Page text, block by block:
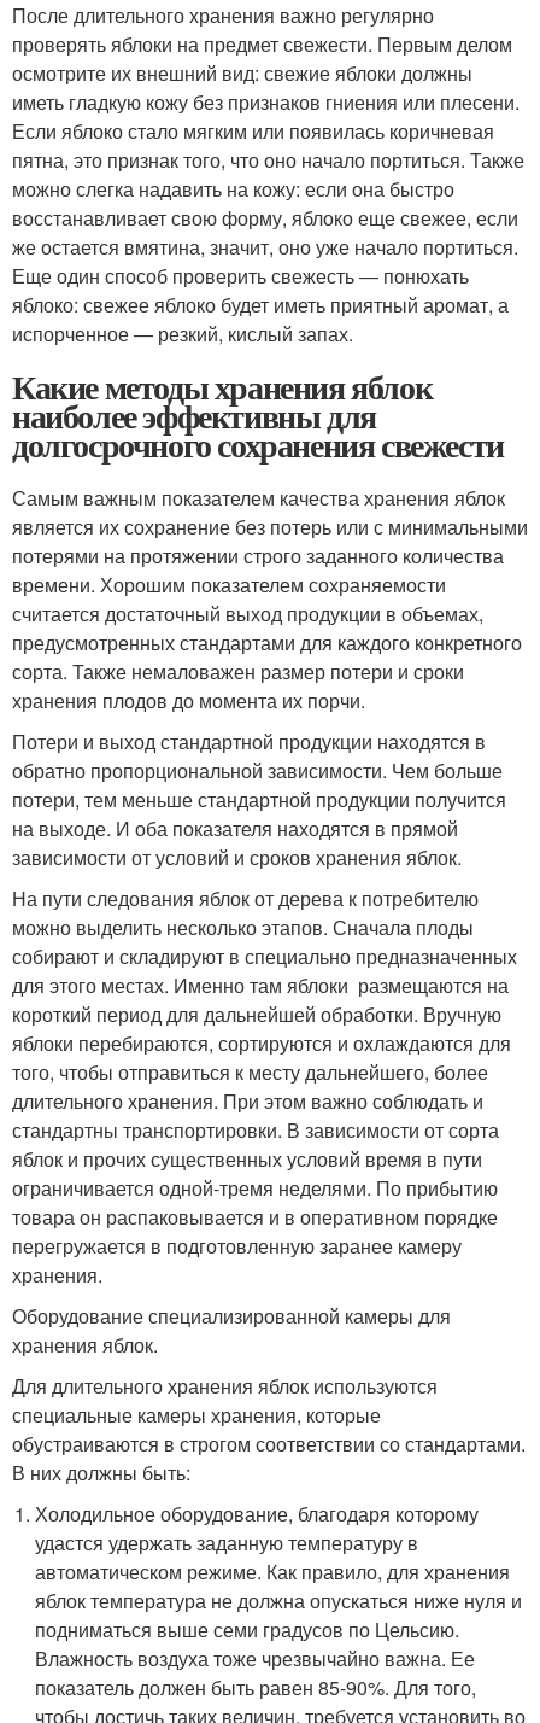
После длительного хранения важно регулярно
проверять яблоки на предмет свежести. Первым делом
осмотрите их внешний вид: свежие яблоки должны
иметь гладкую кожу без признаков гниения или плесени.
Если яблоко стало мягким или появилась коричневая
пятна, это признак того, что оно начало портиться. Также
можно слегка надавить на кожу: если она быстро
восстанавливает свою форму, яблоко еще свежее, если
же остается вмятина, значит, оно уже начало портиться.
Еще один способ проверить свежесть — понюхать
яблоко: свежее яблоко будет иметь приятный аромат, а
испорченное — резкий, кислый запах.
Какие методы хранения яблок
наиболее эффективны для
долгосрочного сохранения свежести
Самым важным показателем качества хранения яблок
является их сохранение без потерь или с минимальными
потерями на протяжении строго заданного количества
времени. Хорошим показателем сохраняемости
считается достаточный выход продукции в объемах,
предусмотренных стандартами для каждого конкретного
сорта. Также немаловажен размер потери и сроки
хранения плодов до момента их порчи.
Потери и выход стандартной продукции находятся в
обратно пропорциональной зависимости. Чем больше
потери, тем меньше стандартной продукции получится
на выходе. И оба показателя находятся в прямой
зависимости от условий и сроков хранения яблок.
На пути следования яблок от дерева к потребителю
можно выделить несколько этапов. Сначала плоды
собирают и складируют в специально предназначенных
для этого местах. Именно там яблоки размещаются на
короткий период для дальнейшей обработки. Вручную
яблоки перебираются, сортируются и охлаждаются для
того, чтобы отправиться к месту дальнейшего, более
длительного хранения. При этом важно соблюдать и
стандартны транспортировки. В зависимости от сорта
яблок и прочих существенных условий время в пути
ограничивается одной-тремя неделями. По прибытию
товара он распаковывается и в оперативном порядке
перегружается в подготовленную заранее камеру
хранения.
Оборудование специализированной камеры для
хранения яблок.
Для длительного хранения яблок используются
специальные камеры хранения, которые
обустраиваются в строгом соответствии со стандартами.
В них должны быть:
Холодильное оборудование, благодаря которому
удастся удержать заданную температуру в
автоматическом режиме. Как правило, для хранения
яблок температура не должна опускаться ниже нуля и
подниматься выше семи градусов по Цельсию.
Влажность воздуха тоже чрезвычайно важна. Ее
показатель должен быть равен 85-90%. Для того,
чтобы достичь таких величин, требуется установить во